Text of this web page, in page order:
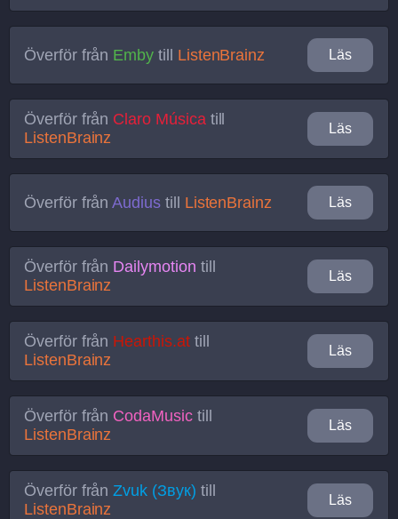
Överför från Emby till ListenBrainz Läs
Överför från Claro Músicatill
ListenBrainz
Läs
Överför frånAudius till ListenBrainz Läs
Överför från Dailymotion till
ListenBrainz
Läs
Överför från Hearthis.attill
ListenBrainz
Läs
Överför från CodaMusictill
ListenBrainz
Läs
Överför frånZvuk (Звук) till
ListenBrainz
Läs